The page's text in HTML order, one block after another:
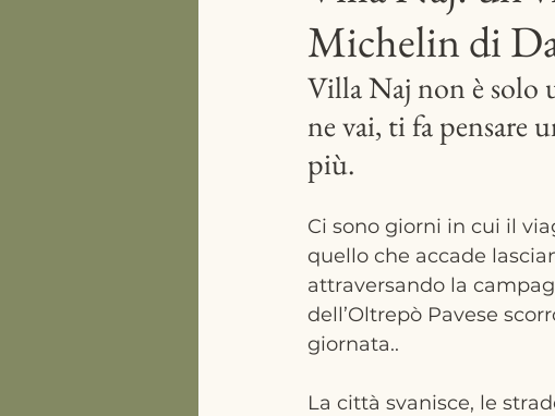
Michelin di
Villa Naj non è solo
ne vai, ti fa pensare
più.
Ci sono giorni in cui il
quello che accade
attraversando la
dell’Oltrepò Pavese
giornata..
La città svanisce, le